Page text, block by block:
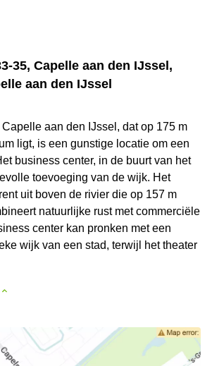
35, Capelle aan den IJssel,
aan den IJssel
aan den IJssel, dat op 175 m
ligt, is een gunstige locatie om een
business center, in de buurt van het
toevoeging van de wijk. Het
uit boven de rivier die op 157 m
natuurlijke rust met commerciële
center kan pronken met een
wijk van een stad, terwijl het theater